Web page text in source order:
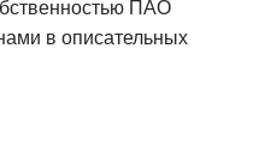
ПАО
в описательных